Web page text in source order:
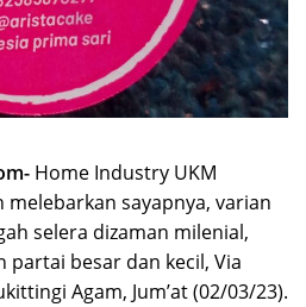
Home Industry UKM
sayapnya, varian
selera dizaman milenial,
partai besar dan kecil, Via
Agam, Jum’at (02/03/23).